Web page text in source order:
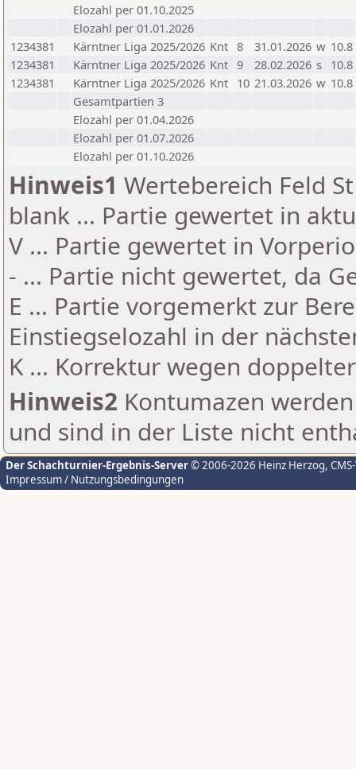
Elozahl per 01.10.2025
Elozahl per 01.01.2026
1234381
Kärntner Liga 2025/2026 Knt 8 31.01.2026 w 10.8
1234381
Kärntner Liga 2025/2026 Knt 9 28.02.2026 s 10.8
1234381
Kärntner Liga 2025/2026 Knt 10 21.03.2026 w 10.8
Gesamtpartien 3
Elozahl per 01.04.2026
Elozahl per 01.07.2026
Elozahl per 01.10.2026
Hinweis1 Wertebereich Feld
blank ... Partie gewertet in
V ... Partie gewertet in
- ... Partie nicht gewertet, da
E ... Partie vorgemerkt zur
Einstiegselozahl in der
K ... Korrektur wegen
Hinweis2 Kontumazen
und sind in der Liste nicht
Der Schachturnier-Ergebnis-Server© 2006-2026 Heinz Herzog,
Impressum / Nutzungsbedingungen